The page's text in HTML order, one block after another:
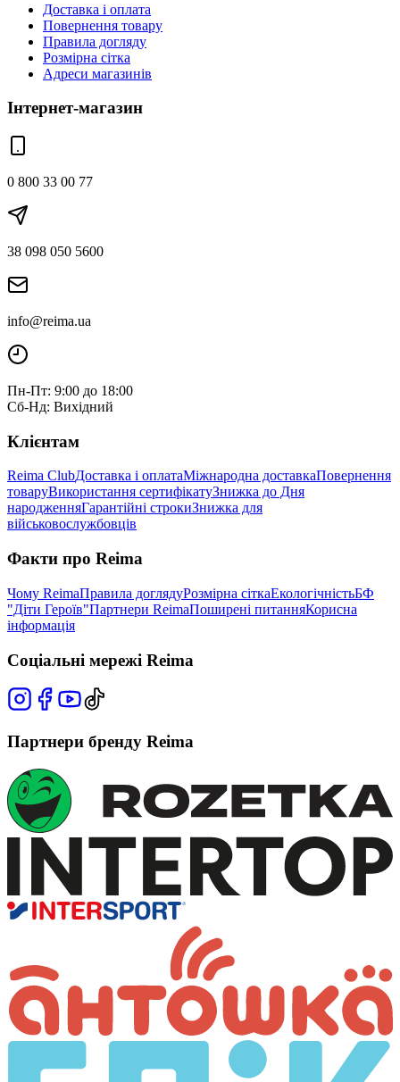
Доставка і оплата
Повернення товару
Правила догляду
Розмірна сітка
Адреси магазинів
Інтернет-магазин
0 800 33 00 77
38 098 050 5600
info@reima.ua
Пн-Пт: 9:00 до 18:00
Сб-Нд: Вихідний
Клієнтам
Reima ClubДоставка і оплатаМіжнародна доставкаПовернення
товаруВикористання сертифікатуЗнижка до Дня
народженняГарантійні строкиЗнижка для
військовослужбовців
Факти про Reima
Чому ReimaПравила доглядуРозмірна сіткаЕкологічністьБФ
"Діти Героїв"Партнери ReimaПоширені питанняКорисна
інформація
Соціальні мережі Reima
Партнери бренду Reima